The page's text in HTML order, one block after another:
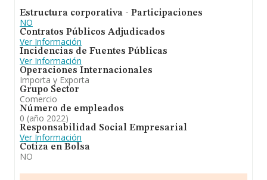
Estructura corporativa - Participaciones
NO
Contratos Públicos Adjudicados
Ver Información
Incidencias de Fuentes Públicas
Ver Información
Operaciones Internacionales
Importa y Exporta
Grupo Sector
Comercio
Número de empleados
0 (año 2022)
Responsabilidad Social Empresarial
Ver Información
Cotiza en Bolsa
NO